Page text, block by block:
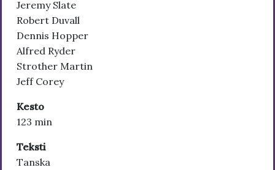
Jeremy Slate
Robert Duvall
Dennis Hopper
Alfred Ryder
Strother Martin
Jeff Corey
Kesto
123 min
Teksti
Tanska